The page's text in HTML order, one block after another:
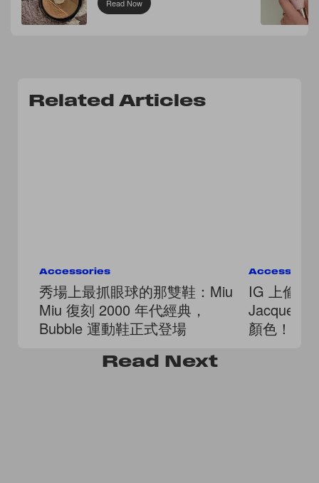
Read Now
Related Articles
Accessories
秀場上最抓眼球的那雙鞋：Miu
Miu 復刻 2000 年代經典，
Bubble 運動鞋正式登場
IG 上偷愉
顏色！
Read Next